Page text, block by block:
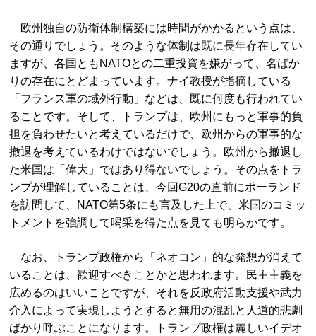
欧州独自の防衛体制構築には時間がかかるという点は、
その通りでしょう。そのような体制は既に長年存在してい
ますが、各国ともNATOとの二重投資を嫌がって、名ばか
りの存在にとどまっています。ナイ教授が指摘している
「フランス軍の域外行動」などは、既に何度も行われてい
ることです。そして、トランプは、欧州にもっと軍事的負
担を負わせたいと考えているだけで、欧州からの軍事的な
撤退を考えているわけではないでしょう。欧州から撤退し
た米国は「偉大」ではあり得ないでしょう。その点をトラ
ンプが理解していることは、今回G20の直前にポーランド
を訪問して、NATO第5条にも言及した上で、米国のコミッ
トメントを強調して喝采を得た点を見ても明らかです。
なお、トランプ政権から「ネオコン」的な発想が消えて
いることは、歓迎すべきことかと思われます。民主主義を
広めるのはいいことですが、それを反政府活動支援や武力
介入によって実現しようとすると無用の混乱と人道的悲劇
ばかり呼ぶことになります。トランプ政権は麗しいイデオ